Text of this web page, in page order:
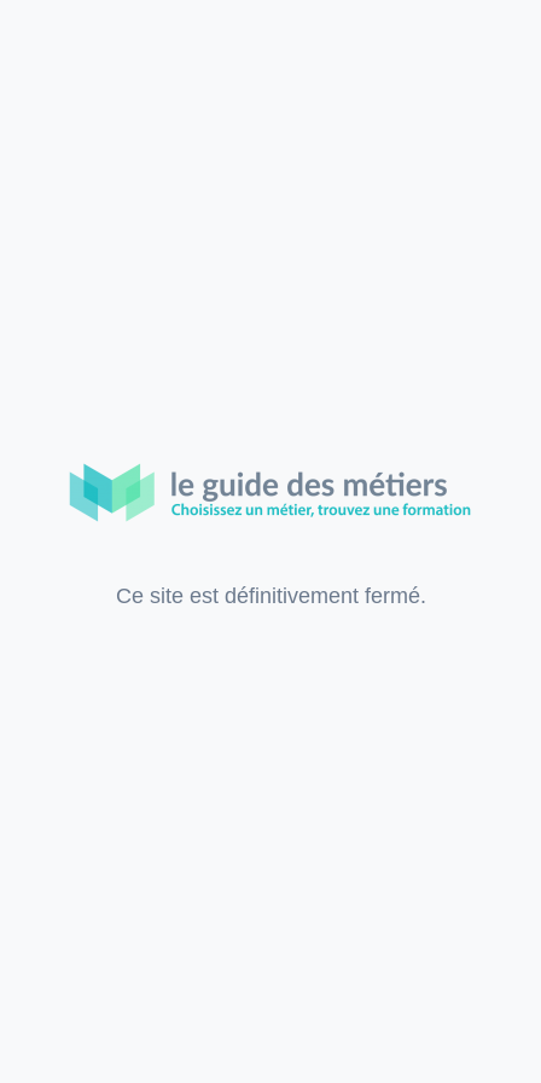
Ce site est définitivement fermé.